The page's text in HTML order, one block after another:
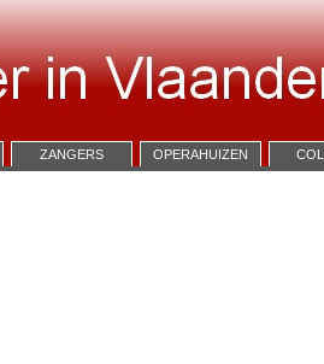
ZANGERS OPERAHUIZEN